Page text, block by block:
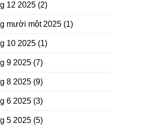
12 2025 (2)
mười một 2025 (1)
10 2025 (1)
9 2025 (7)
8 2025 (9)
6 2025 (3)
5 2025 (5)